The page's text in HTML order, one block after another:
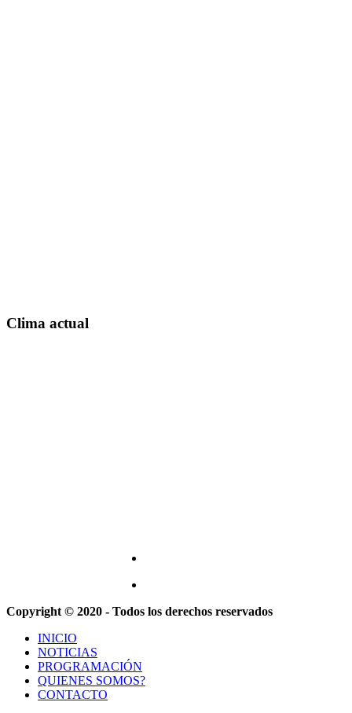
Clima actual
Copyright © 2020 - Todos los derechos reservados
INICIO
NOTICIAS
PROGRAMACIÓN
QUIENES SOMOS?
CONTACTO